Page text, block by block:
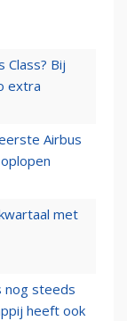
Class? Bij
extra
Airbus
met
nog steeds
heeft ook